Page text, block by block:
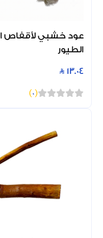
عود خشبي لأقفاص
الطيور
13.04
(
0
)